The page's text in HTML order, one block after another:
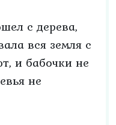
с дерева,
вся земля с
и бабочки не
не